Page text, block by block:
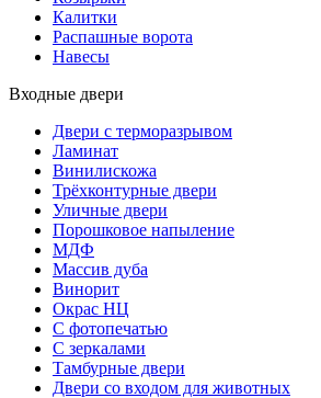
Калитки
Распашные ворота
Навесы
Входные двери
Двери с терморазрывом
Ламинат
Винилискожа
Трёхконтурные двери
Уличные двери
Порошковое напыление
МДФ
Массив дуба
Винорит
Окрас НЦ
С фотопечатью
С зеркалами
Тамбурные двери
Двери со входом для животных